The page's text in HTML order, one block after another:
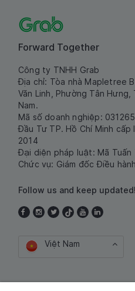
Forward Together
Công ty TNHH Grab
Địa chỉ: Tòa nhà Mapletree
Văn Linh, Phường Tân
Nam.
Mã số doanh nghiệp:
Đầu Tư TP. Hồ Chí Minh cấp
2014
Đại diện pháp luật: Mã Tuấn
Chức vụ: Giám đốc Điều hành
Follow us and keep updated!
Việt Nam